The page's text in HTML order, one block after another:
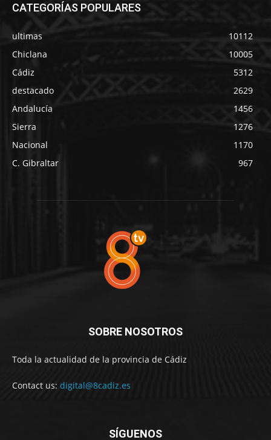
CATEGORÍAS POPULARES
ultimas
10112
Chiclana
10005
Cádiz
5312
destacado
2629
Andalucía
1456
Sierra
1276
Nacional
1170
C. Gibraltar
967
SOBRE NOSOTROS
Toda la actualidad de la provincia de Cádiz
Contact us: digital@8cadiz.es
SÍGUENOS